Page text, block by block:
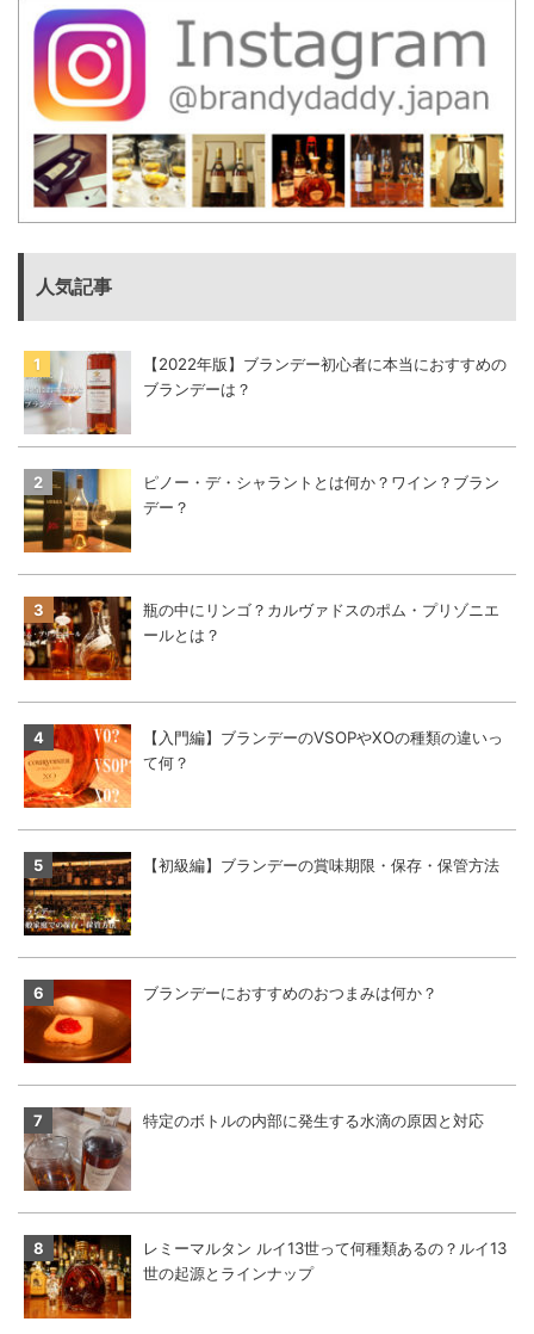
人気記事
【2022年版】ブランデー初心者に本当におすすめの
ブランデーは？
ピノー・デ・シャラントとは何か？ワイン？ブラン
デー？
瓶の中にリンゴ？カルヴァドスのポム・プリゾニエ
ールとは？
【入門編】ブランデーのVSOPやXOの種類の違いっ
て何？
【初級編】ブランデーの賞味期限・保存・保管方法
ブランデーにおすすめのおつまみは何か？
特定のボトルの内部に発生する水滴の原因と対応
レミーマルタン ルイ13世って何種類あるの？ルイ13
世の起源とラインナップ